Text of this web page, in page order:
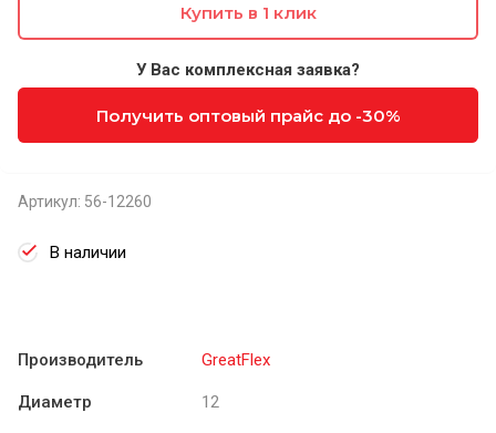
Купить в 1 клик
У Вас комплексная заявка?
Получить оптовый прайс до -30%
Артикул: 56-12260
В наличии
Производитель GreatFlex
Диаметр 12